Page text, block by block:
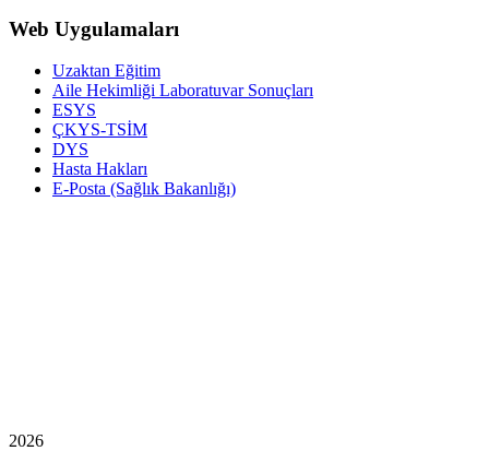
Web Uygulamaları
Uzaktan Eğitim
Aile Hekimliği Laboratuvar Sonuçları
ESYS
ÇKYS-TSİM
DYS
Hasta Hakları
E-Posta (Sağlık Bakanlığı)
2026